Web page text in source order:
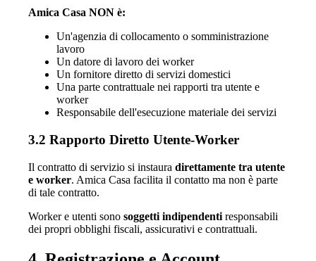
Amica Casa NON è:
Un'agenzia di collocamento o somministrazione
lavoro
Un datore di lavoro dei worker
Un fornitore diretto di servizi domestici
Una parte contrattuale nei rapporti tra utente e
worker
Responsabile dell'esecuzione materiale dei servizi
3.2 Rapporto Diretto Utente-Worker
Il contratto di servizio si instaura direttamente tra utente
e worker. Amica Casa facilita il contatto ma non è parte
di tale contratto.
Worker e utenti sono soggetti indipendenti responsabili
dei propri obblighi fiscali, assicurativi e contrattuali.